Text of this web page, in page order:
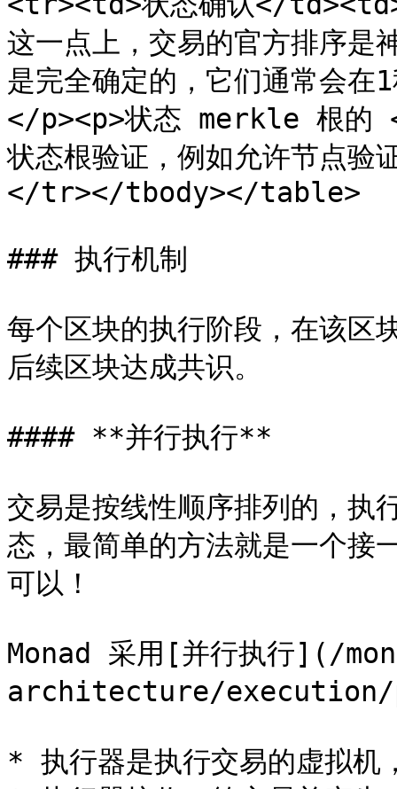
这一点上，交易的官方排序是
是完全确定的，它们通常会
</p><p>状态 merkle 根的
状态根验证，例如允许节点
</tr></tbody></table>
### 执行机制
每个区块的执行阶段，在该区
后续区块达成共识。
#### **并行执行**
交易是按线性顺序排列的，执
态，最简单的方法就是一个接
可以！
Monad 采用[并行执行](/
architecture/
* 执行器是执行交易的虚拟机